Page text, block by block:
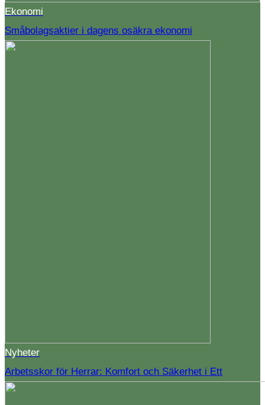
Ekonomi
Småbolagsaktier i dagens osäkra ekonomi
Nyheter
Arbetsskor för Herrar: Komfort och Säkerhet i Ett